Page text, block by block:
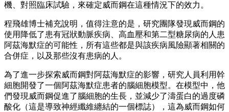
機、對照臨床試驗，來確定威而鋼在這種情況下的效力。
程飛雄博士補充說明，值得注意的是，研究團隊發現威而鋼的
使用降低了患有冠狀動脈疾病、高血壓和第二型糖尿病的人患
阿茲海默症的可能性，所有這些都是與該疾病風險顯著相關的
合併症，以及那些沒有患病的人。
為了進一步探索威而鋼對阿茲海默症的影響，研究人員利用幹
細胞開發了一個阿茲海默症患者的腦細胞模型。在模型中，他
們發現威而鋼促進了腦細胞的生長，並減少了濤蛋白的過度磷
酸化（這是導致神經纖維纏結的一個標誌），這為威而鋼如何